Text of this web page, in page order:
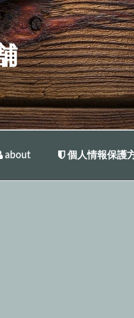
about 個人情報保護